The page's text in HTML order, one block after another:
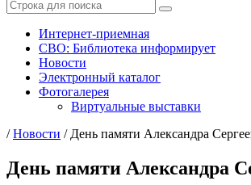
Интернет-приемная
СВО: Библиотека информирует
Новости
Электронный каталог
Фотогалерея
Виртуальные выставки
/Новости / День памяти Александра
День памяти Александра